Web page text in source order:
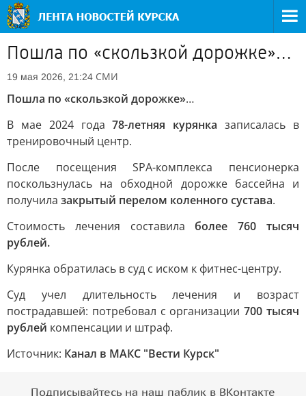
Пошла по «скользкой дорожке»…
19 мая 2026, 21:24 СМИ
Пошла по «скользкой дорожке»…
В мае 2024 года78-летняя курянка записалась в
тренировочный центр.
После посещения SPA-комплекса пенсионерка
поскользнулась на обходной дорожке бассейна и
получила закрытый перелом коленного сустава.
Стоимость лечения составилаболее 760 тысяч
рублей.
Курянка обратилась в суд с иском к фитнес-центру.
Суд учел длительность лечения и возраст
пострадавшей: потребовал с организации700 тысяч
рублей компенсации и штраф.
Источник: Канал в МАКС "Вести Курск"
Подписывайтесь на наш паблик в ВКонтакте